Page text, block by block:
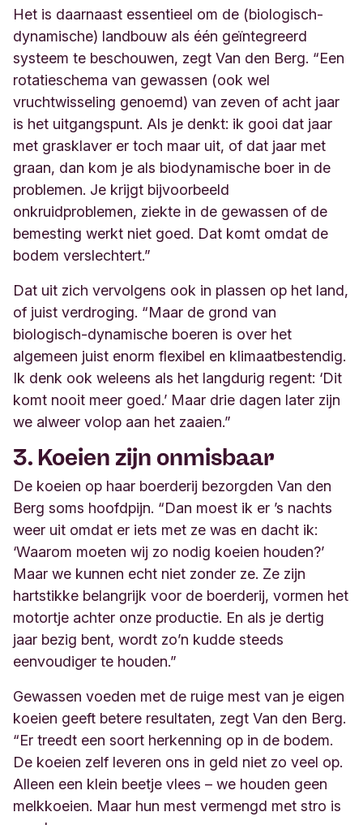
Het is daarnaast essentieel om de (biologisch-
dynamische) landbouw als één geïntegreerd
systeem te beschouwen, zegt Van den Berg. “Een
rotatieschema van gewassen (ook wel
vruchtwisseling genoemd) van zeven of acht jaar
is het uitgangspunt. Als je denkt: ik gooi dat jaar
met grasklaver er toch maar uit, of dat jaar met
graan, dan kom je als biodynamische boer in de
problemen. Je krijgt bijvoorbeeld
onkruidproblemen, ziekte in de gewassen of de
bemesting werkt niet goed. Dat komt omdat de
bodem verslechtert.”
Dat uit zich vervolgens ook in plassen op het land,
of juist verdroging. “Maar de grond van
biologisch-dynamische boeren is over het
algemeen juist enorm flexibel en klimaatbestendig.
Ik denk ook weleens als het langdurig regent: ‘Dit
komt nooit meer goed.’ Maar drie dagen later zijn
we alweer volop aan het zaaien.”
3. Koeien zijn onmisbaar
De koeien op haar boerderij bezorgden Van den
Berg soms hoofdpijn. “Dan moest ik er ’s nachts
weer uit omdat er iets met ze was en dacht ik:
‘Waarom moeten wij zo nodig koeien houden?’
Maar we kunnen echt niet zonder ze. Ze zijn
hartstikke belangrijk voor de boerderij, vormen het
motortje achter onze productie. En als je dertig
jaar bezig bent, wordt zo’n kudde steeds
eenvoudiger te houden.”
Gewassen voeden met de ruige mest van je eigen
koeien geeft betere resultaten, zegt Van den Berg.
“Er treedt een soort herkenning op in de bodem.
De koeien zelf leveren ons in geld niet zo veel op.
Alleen een klein beetje vlees – we houden geen
melkkoeien. Maar hun mest vermengd met stro is